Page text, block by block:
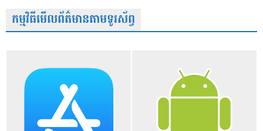
កម្មវិធីមើលព័ត៌មានតាមទូរស័ព្វ